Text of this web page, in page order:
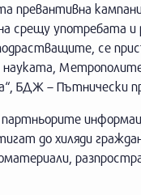
превантивна
срещу употребата
се
науката,
БДЖ – Пътнически
до хиляди